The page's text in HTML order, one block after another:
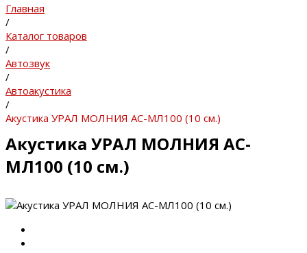
Главная
/
Каталог товаров
/
Автозвук
/
Автоакустика
/
Акустика УРАЛ МОЛНИЯ АС-МЛ100 (10 см.)
Акустика УРАЛ МОЛНИЯ АС-
МЛ100 (10 см.)